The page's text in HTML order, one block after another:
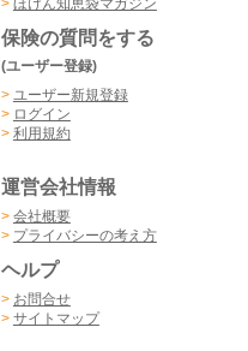
保険の質問をする
(ユーザー登録)
> ユーザー新規登録
> ログイン
> 利用規約
運営会社情報
> 会社概要
> プライバシーの考え方
ヘルプ
> お問合せ
> サイトマップ